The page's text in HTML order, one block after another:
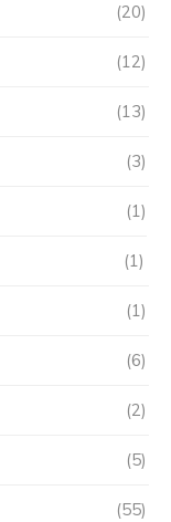
(20)
(12)
(13)
(3)
(1)
(1)
(1)
(6)
(2)
(5)
(55)